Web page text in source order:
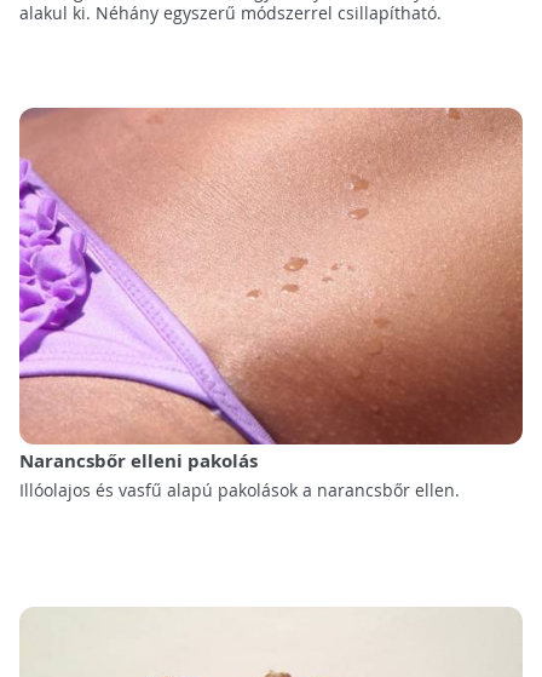
alakul ki. Néhány egyszerű módszerrel csillapítható.
Narancsbőr elleni pakolás
Illóolajos és vasfű alapú pakolások a narancsbőr ellen.